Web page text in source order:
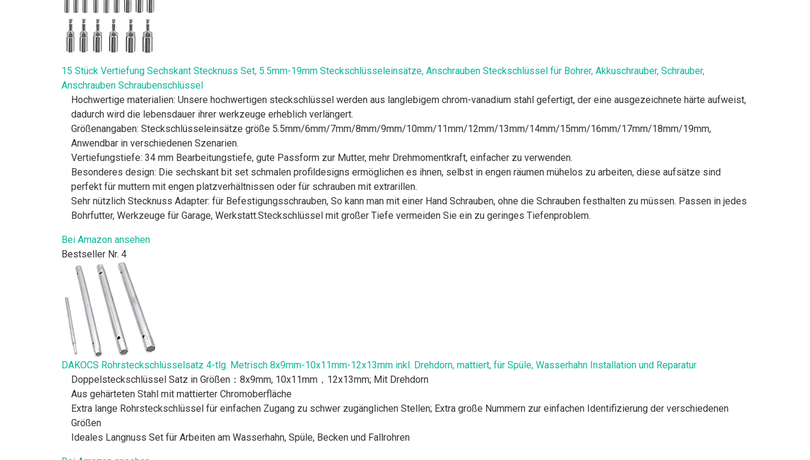
15 Stück Vertiefung Sechskant Stecknuss Set, 5.5mm-19mm Steckschlüsseleinsätze, Anschrauben Steckschlüssel für Bohrer, Akkuschrauber, Schrauber,
Anschrauben Schraubenschlüssel
Hochwertige materialien: Unsere hochwertigen steckschlüssel werden aus langlebigem chrom-vanadium stahl gefertigt, der eine ausgezeichnete härte aufweist,
dadurch wird die lebensdauer ihrer werkzeuge erheblich verlängert.
Größenangaben: Steckschlüsseleinsätze größe 5.5mm/6mm/7mm/8mm/9mm/10mm/11mm/12mm/13mm/14mm/15mm/16mm/17mm/18mm/19mm,
Anwendbar in verschiedenen Szenarien.
Vertiefungstiefe: 34 mm Bearbeitungstiefe, gute Passform zur Mutter, mehr Drehmomentkraft, einfacher zu verwenden.
Besonderes design: Die sechskant bit set schmalen profildesigns ermöglichen es ihnen, selbst in engen räumen mühelos zu arbeiten, diese aufsätze sind
perfekt für muttern mit engen platzverhältnissen oder für schrauben mit extrarillen.
Sehr nützlich Stecknuss Adapter: für Befestigungsschrauben, So kann man mit einer Hand Schrauben, ohne die Schrauben festhalten zu müssen. Passen in jedes
Bohrfutter, Werkzeuge für Garage, Werkstatt.Steckschlüssel mit großer Tiefe vermeiden Sie ein zu geringes Tiefenproblem.
Bei Amazon ansehen
Bestseller Nr. 4
DAKOCS Rohrsteckschlüsselsatz 4-tlg. Metrisch 8x9mm-10x11mm-12x13mm inkl. Drehdorn, mattiert, für Spüle, Wasserhahn Installation und Reparatur
Doppelsteckschlüssel Satz in Größen：8x9mm, 10x11mm，12x13mm; Mit Drehdorn
Aus gehärteten Stahl mit mattierter Chromoberfläche
Extra lange Rohrsteckschlüssel für einfachen Zugang zu schwer zugänglichen Stellen; Extra große Nummern zur einfachen Identifizierung der verschiedenen
Größen
Ideales Langnuss Set für Arbeiten am Wasserhahn, Spüle, Becken und Fallrohren